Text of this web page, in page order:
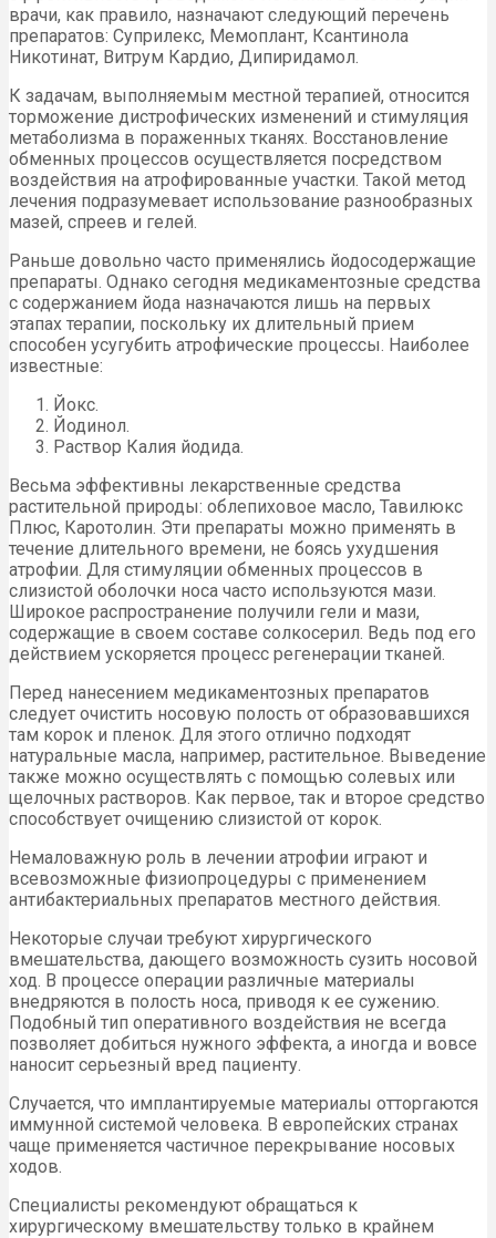
врачи, как правило, назначают следующий перечень
препаратов: Суприлекс, Мемоплант, Ксантинола
Никотинат, Витрум Кардио, Дипиридамол.
К задачам, выполняемым местной терапией, относится
торможение дистрофических изменений и стимуляция
метаболизма в пораженных тканях. Восстановление
обменных процессов осуществляется посредством
воздействия на атрофированные участки. Такой метод
лечения подразумевает использование разнообразных
мазей, спреев и гелей.
Раньше довольно часто применялись йодосодержащие
препараты. Однако сегодня медикаментозные средства
с содержанием йода назначаются лишь на первых
этапах терапии, поскольку их длительный прием
способен усугубить атрофические процессы. Наиболее
известные:
Йокс.
Йодинол.
Раствор Калия йодида.
Весьма эффективны лекарственные средства
растительной природы: облепиховое масло, Тавилюкс
Плюс, Каротолин. Эти препараты можно применять в
течение длительного времени, не боясь ухудшения
атрофии. Для стимуляции обменных процессов в
слизистой оболочки носа часто используются мази.
Широкое распространение получили гели и мази,
содержащие в своем составе солкосерил. Ведь под его
действием ускоряется процесс регенерации тканей.
Перед нанесением медикаментозных препаратов
следует очистить носовую полость от образовавшихся
там корок и пленок. Для этого отлично подходят
натуральные масла, например, растительное. Выведение
также можно осуществлять с помощью солевых или
щелочных растворов. Как первое, так и второе средство
способствует очищению слизистой от корок.
Немаловажную роль в лечении атрофии играют и
всевозможные физиопроцедуры с применением
антибактериальных препаратов местного действия.
Некоторые случаи требуют хирургического
вмешательства, дающего возможность сузить носовой
ход. В процессе операции различные материалы
внедряются в полость носа, приводя к ее сужению.
Подобный тип оперативного воздействия не всегда
позволяет добиться нужного эффекта, а иногда и вовсе
наносит серьезный вред пациенту.
Случается, что имплантируемые материалы отторгаются
иммунной системой человека. В европейских странах
чаще применяется частичное перекрывание носовых
ходов.
Специалисты рекомендуют обращаться к
хирургическому вмешательству только в крайнем